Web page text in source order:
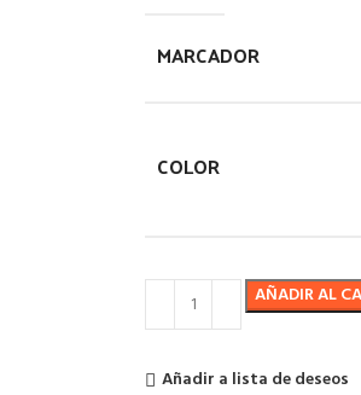
MARCADOR
COLOR
AÑADIR AL
Añadir a lista de deseos